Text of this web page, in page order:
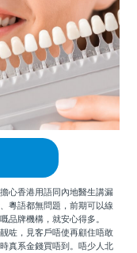
心香港用語同內地醫生講漏
粵語都無問題，前期可以線
品牌機構，就安心得多。
，見客戶唔使再顧住唔敢
真系金錢買唔到。唔少人北